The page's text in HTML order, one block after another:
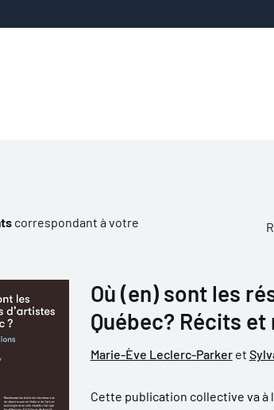
correspondant à votre
Où (en) sont les
Québec? Récits
Marie-Ève Leclerc-Parkeret
Cette publication collective va